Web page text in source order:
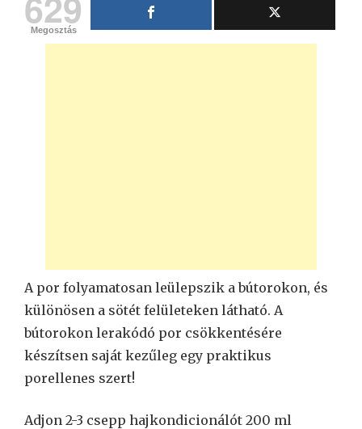
Megosztás
A por folyamatosan leülepszik a bútorokon, és
különösen a sötét felületeken látható. A
bútorokon lerakódó por csökkentésére
készítsen saját kezűleg egy praktikus
porellenes szert!
Adjon 2-3 csepp hajkondicionálót 200 ml